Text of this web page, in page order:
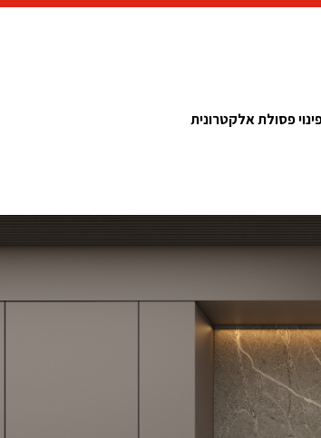
פסולת אלקטרונית